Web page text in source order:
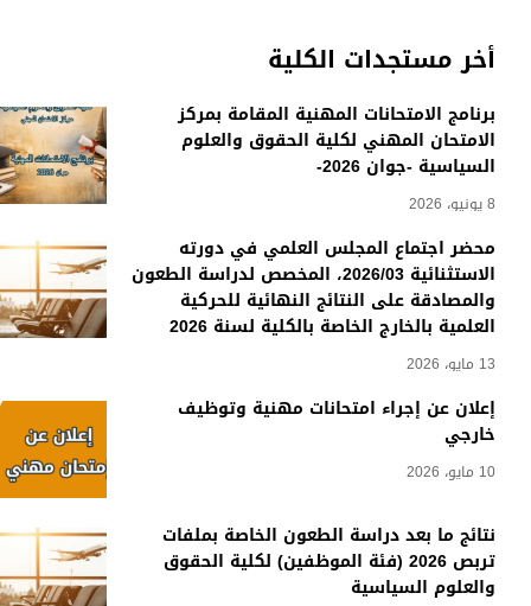
أخر مستجدات الكلية
برنامج الامتحانات المهنية المقامة بمركز
الامتحان المهني لكلية الحقوق والعلوم
السياسية -جوان 2026-
8 يونيو، 2026
محضر اجتماع المجلس العلمي في دورته
الاستثنائية 2026/03، المخصص لدراسة الطعون
والمصادقة على النتائج النهائية للحركية
العلمية بالخارج الخاصة بالكلية لسنة 2026
13 مايو، 2026
إعلان عن إجراء امتحانات مهنية وتوظيف
خارجي
10 مايو، 2026
نتائج ما بعد دراسة الطعون الخاصة بملفات
تربص 2026 (فئة الموظفين) لكلية الحقوق
والعلوم السياسية